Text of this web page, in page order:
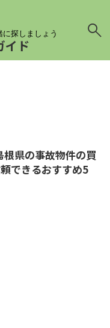
探しましょう
イド
根県の事故物件の買
できるおすすめ5